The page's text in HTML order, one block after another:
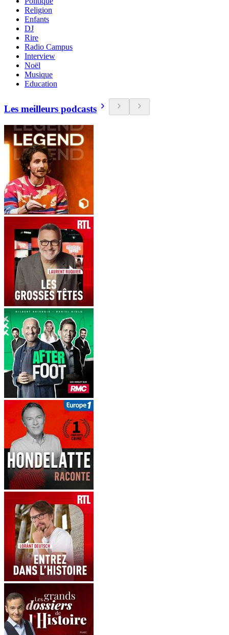
Religion
Enfants
DJ
Rire
Radio Campus
Interview
Noël
Musique
Education
Les meilleurs podcasts